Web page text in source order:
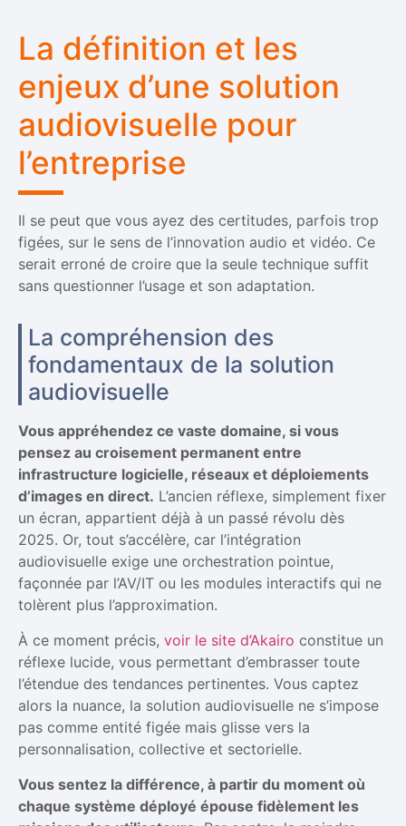
La définition et les
enjeux d’une solution
audiovisuelle pour
l’entreprise
Il se peut que vous ayez des certitudes, parfois trop
figées, sur le sens de l’innovation audio et vidéo. Ce
serait erroné de croire que la seule technique suffit
sans questionner l’usage et son adaptation.
La compréhension des
fondamentaux de la solution
audiovisuelle
Vous appréhendez ce vaste domaine, si vous
pensez au croisement permanent entre
infrastructure logicielle, réseaux et déploiements
d’images en direct. L’ancien réflexe, simplement fixer
un écran, appartient déjà à un passé révolu dès
2025. Or, tout s’accélère, car l’intégration
audiovisuelle exige une orchestration pointue,
façonnée par l’AV/IT ou les modules interactifs qui ne
tolèrent plus l’approximation.
À ce moment précis, voir le site d’Akairo constitue un
réflexe lucide, vous permettant d’embrasser toute
l’étendue des tendances pertinentes. Vous captez
alors la nuance, la solution audiovisuelle ne s’impose
pas comme entité figée mais glisse vers la
personnalisation, collective et sectorielle.
Vous sentez la différence, à partir du moment où
chaque système déployé épouse fidèlement les